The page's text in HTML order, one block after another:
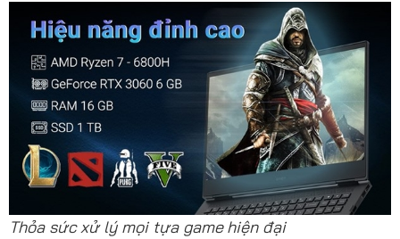
Thỏa sức xử lý mọi tựa game hiện đại